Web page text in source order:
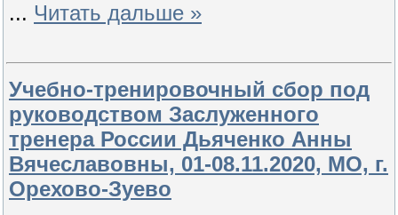
... Читать дальше »
Учебно-тренировочный сбор под
руководством Заслуженного
тренера России Дьяченко Анны
Вячеславовны, 01-08.11.2020, МО, г.
Орехово-Зуево